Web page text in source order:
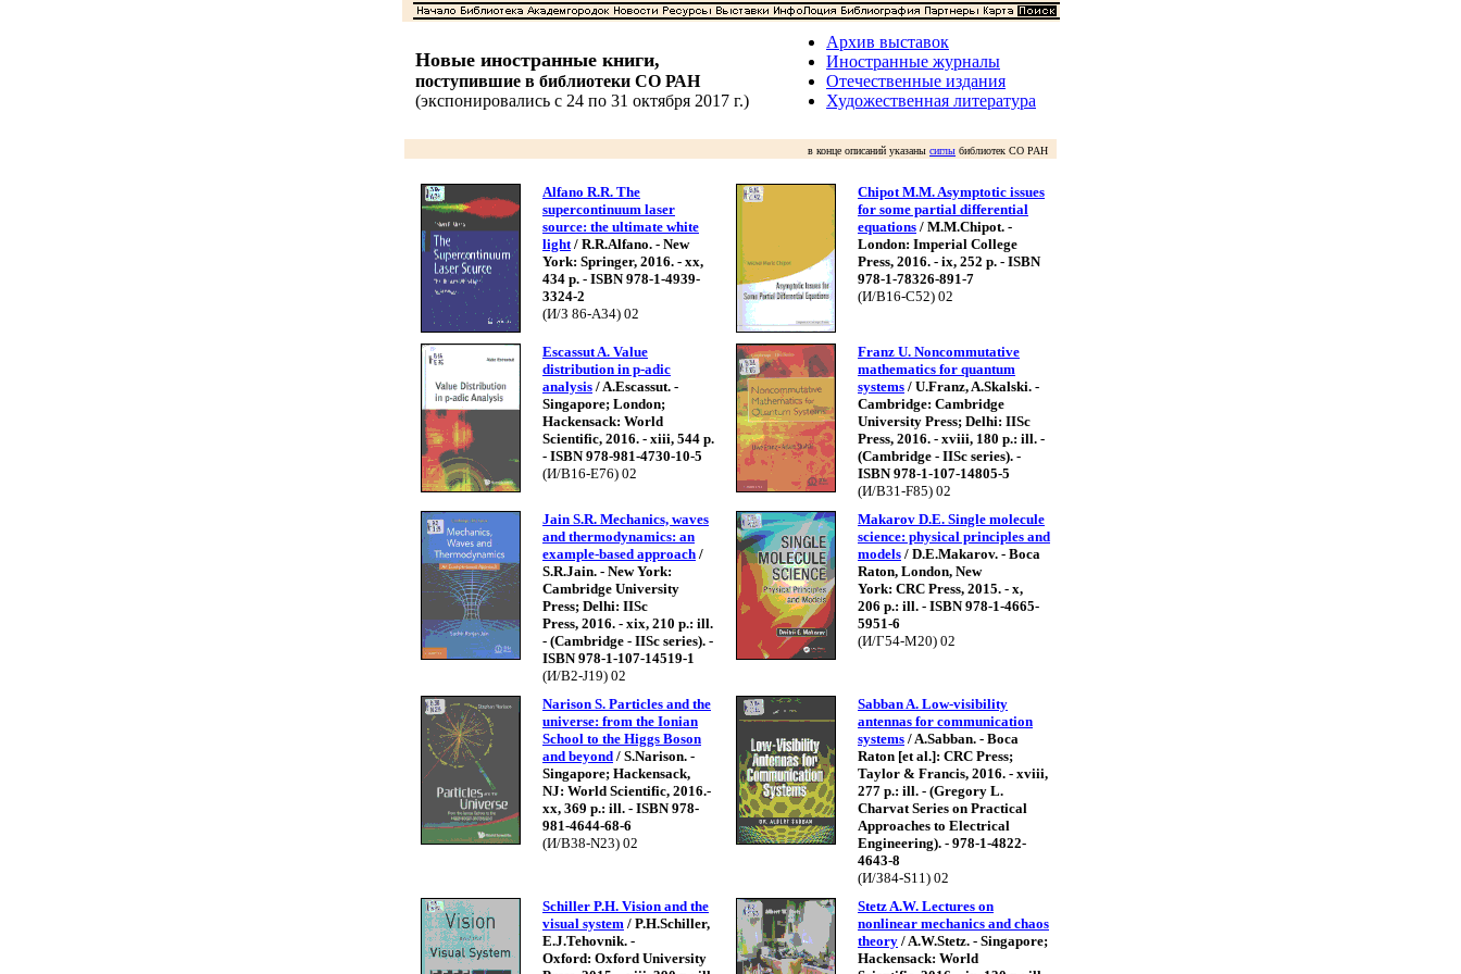
Новые иностранные книги,
поступившие в библиотеки СО РАН
(экспонировались с 24 по 31 октября 2017 г.)
Архив выставок
Иностранные журналы
Отечественные издания
Художественная литература
в конце описаний указаны сиглы библиотек СО РАН
Alfano R.R. The
supercontinuum laser
source: the ultimate white
light/ R.R.Alfano. - New
York: Springer, 2016. - xx,
434 p. - ISBN 978-1-4939-
3324-2
(И/З 86-A34) 02
Chipot M.M. Asymptotic issues
for some partial differential
equations / M.M.Chipot. -
London: Imperial College
Press, 2016. - ix, 252 p. - ISBN
978-1-78326-891-7
(И/В16-С52) 02
Escassut A. Value
distribution in p-adic
analysis / A.Escassut. -
Singapore; London;
Hackensack: World
Scientific, 2016. - xiii, 544 p.
- ISBN 978-981-4730-10-5
(И/В16-E76) 02
Franz U. Noncommutative
mathematics for quantum
systems / U.Franz, A.Skalski. -
Cambridge: Cambridge
University Press; Delhi: IISc
Press, 2016. - xviii, 180 p.: ill. -
(Cambridge - IISc series). -
ISBN 978-1-107-14805-5
(И/В31-F85) 02
Jain S.R. Mechanics, waves
and thermodynamics: an
example-based approach /
S.R.Jain. - New York:
Cambridge University
Press; Delhi: IISc
Press, 2016. - xix, 210 p.: ill.
- (Cambridge - IISc series). -
ISBN 978-1-107-14519-1
(И/В2-J19) 02
Makarov D.E. Single molecule
science: physical principles and
models / D.E.Makarov. - Boca
Raton, London, New
York: CRC Press, 2015. - x,
206 p.: ill. - ISBN 978-1-4665-
5951-6
(И/Г54-M20) 02
Narison S. Particles and the
universe: from the Ionian
School to the Higgs Boson
and beyond / S.Narison. -
Singapore; Hackensack,
NJ: World Scientific, 2016.-
xx, 369 p.: ill. - ISBN 978-
981-4644-68-6
(И/В38-N23) 02
Sabban A. Low-visibility
antennas for communication
systems / A.Sabban. - Boca
Raton [et al.]: CRC Press;
Taylor & Francis, 2016. - xviii,
277 p.: ill. - (Gregory L.
Charvat Series on Practical
Approaches to Electrical
Engineering). - 978-1-4822-
4643-8
(И/З84-S11) 02
Schiller P.H. Vision and the
visual system / P.H.Schiller,
E.J.Tehovnik. -
Oxford: Oxford University
Stetz A.W. Lectures on
nonlinear mechanics and chaos
theory / A.W.Stetz. - Singapore;
Hackensack: World